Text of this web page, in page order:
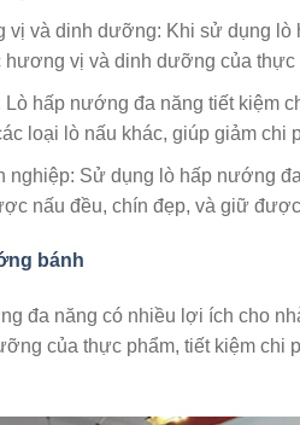
và dinh dưỡng: Khi sử dụng lò
vị và dinh dưỡng của thực
Lò hấp nướng đa năng tiết kiệm
loại lò nấu khác, giúp giảm chi
nghiệp: Sử dụng lò hấp nướng
nấu đều, chín đẹp, và giữ
bánh
đa năng có nhiều lợi ích cho
của thực phẩm, tiết kiệm chi